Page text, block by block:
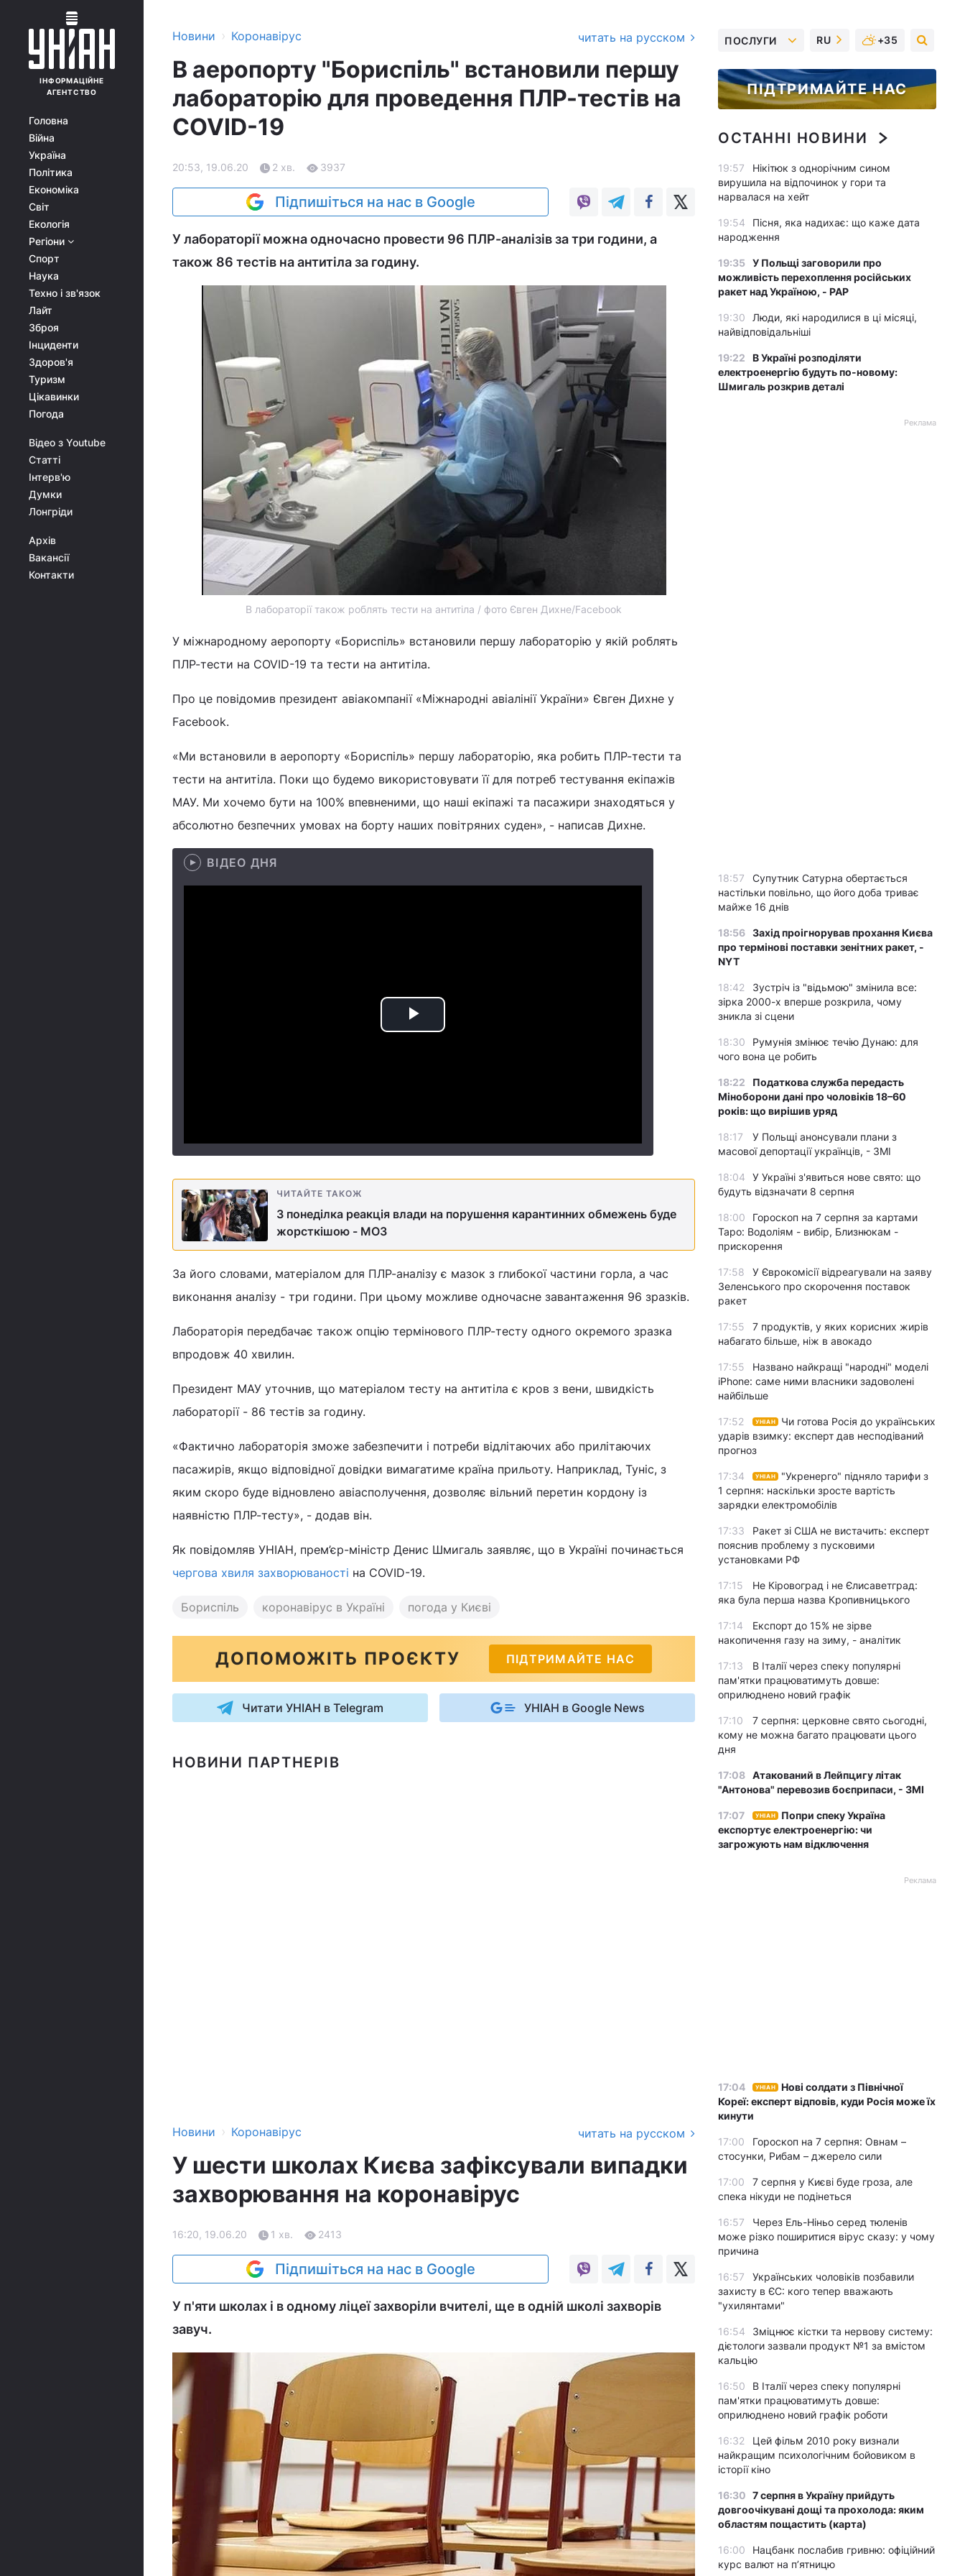
ІНФОРМАЦІЙНЕ
АГЕНТСТВО
Головна
Війна
Україна
Політика
Економіка
Світ
Екологія
Регіони
Спорт
Наука
Техно і зв'язок
Лайт
Зброя
Інциденти
Здоров'я
Туризм
Цікавинки
Погода
Відео з Youtube
Статті
Інтерв'ю
Думки
Лонгріди
Архів
Вакансії
Контакти
Новини › Коронавірус читать на русском
В аеропорту "Бориспіль" встановили першу
лабораторію для проведення ПЛР-тестів на
COVID-19
20:53, 19.06.20 2 хв. 3937
Підпишіться на нас в Google
У лабораторії можна одночасно провести 96 ПЛР-аналізів за три години, а
також 86 тестів на антитіла за годину.
В лабораторії також роблять тести на антитіла / фото Євген Дихне/Facebook
У міжнародному аеропорту «Бориспіль» встановили першу лабораторію у якій роблять
ПЛР-тести на COVID-19 та тести на антитіла.
Про це повідомив президент авіакомпанії «Міжнародні авіалінії України» Євген Дихне у
Facebook.
«Ми встановили в аеропорту «Бориспіль» першу лабораторію, яка робить ПЛР-тести та
тести на антитіла. Поки що будемо використовувати її для потреб тестування екіпажів
МАУ. Ми хочемо бути на 100% впевненими, що наші екіпажі та пасажири знаходяться у
абсолютно безпечних умовах на борту наших повітряних суден», - написав Дихне.
ВІДЕО ДНЯ
Play
ЧИТАЙТЕ ТАКОЖ
З понеділка реакція влади на порушення карантинних обмежень буде
жорсткішою - МОЗ
За його словами, матеріалом для ПЛР-аналізу є мазок з глибокої частини горла, а час
виконання аналізу - три години. При цьому можливе одночасне завантаження 96 зразків.
Лабораторія передбачає також опцію термінового ПЛР-тесту одного окремого зразка
впродовж 40 хвилин.
Президент МАУ уточнив, що матеріалом тесту на антитіла є кров з вени, швидкість
лабораторії - 86 тестів за годину.
«Фактично лабораторія зможе забезпечити і потреби відлітаючих або прилітаючих
пасажирів, якщо відповідної довідки вимагатиме країна прильоту. Наприклад, Туніс, з
яким скоро буде відновлено авіасполучення, дозволяє вільний перетин кордону із
наявністю ПЛР-тесту», - додав він.
Як повідомляв УНІАН, прем’єр-міністр Денис Шмигаль заявляє, що в Україні починається
чергова хвиля захворюваності на COVID-19.
Бориспіль коронавірус в Україні погода у Києві
ДОПОМОЖІТЬ ПРОЄКТУ ПІДТРИМАЙТЕ НАС
Читати УНІАН в Telegram УНІАН в Google News
НОВИНИ ПАРТНЕРІВ
Новини › Коронавірус читать на русском
У шести школах Києва зафіксували випадки
захворювання на коронавірус
16:20, 19.06.20 1 хв. 2413
Підпишіться на нас в Google
У п'яти школах і в одному ліцеї захворіли вчителі, ще в одній школі захворів
завуч.
ПОСЛУГИ RU +35
ПІДТРИМАЙТЕ НАС
ОСТАННІ НОВИНИ
19:57
Нікітюк з однорічним сином
вирушила на відпочинок у гори та
нарвалася на хейт
19:54
Пісня, яка надихає: що каже дата
народження
19:35 У Польщі заговорили про
можливість перехоплення російських
ракет над Україною, - PAP
19:30
Люди, які народилися в ці місяці,
найвідповідальніші
19:22
В Україні розподіляти
електроенергію будуть по-новому:
Шмигаль розкрив деталі
Реклама
18:57
Супутник Сатурна обертається
настільки повільно, що його доба триває
майже 16 днів
18:56 Захід проігнорував прохання Києва
про термінові поставки зенітних ракет, -
NYT
18:42
Зустріч із "відьмою" змінила все:
зірка 2000-х вперше розкрила, чому
зникла зі сцени
18:30
Румунія змінює течію Дунаю: для
чого вона це робить
18:22
Податкова служба передасть
Міноборони дані про чоловіків 18–60
років: що вирішив уряд
18:17
У Польщі анонсували плани з
масової депортації українців, - ЗМІ
18:04
У Україні з'явиться нове свято: що
будуть відзначати 8 серпня
18:00
Гороскоп на 7 серпня за картами
Таро: Водоліям - вибір, Близнюкам -
прискорення
17:58
У Єврокомісії відреагували на заяву
Зеленського про скорочення поставок
ракет
17:55
7 продуктів, у яких корисних жирів
набагато більше, ніж в авокадо
17:55
Названо найкращі "народні" моделі
iPhone: саме ними власники задоволені
найбільше
17:52 УНІАН
Чи готова Росія до українських
ударів взимку: експерт дав несподіваний
прогноз
17:34 УНІАН
"Укренерго" підняло тарифи з
1 серпня: наскільки зросте вартість
зарядки електромобілів
17:33
Ракет зі США не вистачить: експерт
пояснив проблему з пусковими
установками РФ
17:15
Не Кіровоград і не Єлисаветград:
яка була перша назва Кропивницького
17:14
Експорт до 15% не зірве
накопичення газу на зиму, - аналітик
17:13
В Італії через спеку популярні
пам'ятки працюватимуть довше:
оприлюднено новий графік
17:10
7 серпня: церковне свято сьогодні,
кому не можна багато працювати цього
дня
17:08 Атакований в Лейпцигу літак
"Антонова" перевозив боєприпаси, - ЗМІ
17:07 УНІАН
Попри спеку Україна
експортує електроенергію: чи
загрожують нам відключення
Реклама
17:04 УНІАН
Нові солдати з Північної
Кореї: експерт відповів, куди Росія може їх
кинути
17:00
Гороскоп на 7 серпня: Овнам –
стосунки, Рибам – джерело сили
17:00
7 серпня у Києві буде гроза, але
спека нікуди не подінеться
16:57
Через Ель-Ніньо серед тюленів
може різко поширитися вірус сказу: у чому
причина
16:57
Українських чоловіків позбавили
захисту в ЄС: кого тепер вважають
"ухилянтами"
16:54
Зміцнює кістки та нервову систему:
дієтологи зазвали продукт №1 за вмістом
кальцію
16:50
В Італії через спеку популярні
пам'ятки працюватимуть довше:
оприлюднено новий графік роботи
16:32
Цей фільм 2010 року визнали
найкращим психологічним бойовиком в
історії кіно
16:30 7 серпня в Україну прийдуть
довгоочікувані дощі та прохолода: яким
областям пощастить (карта)
16:00
Нацбанк послабив гривню: офіційний
курс валют на п’ятницю